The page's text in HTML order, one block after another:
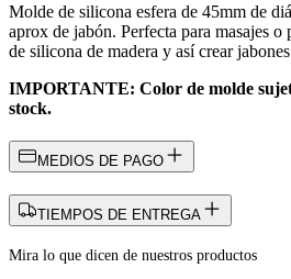
Molde de silicona esfera de 45mm de
aprox de jabón. Perfecta para masajes o
de silicona de madera y así crear
IMPORTANTE: Color de molde
stock.
MEDIOS DE PAGO
TIEMPOS DE ENTREGA
Mira lo que dicen de nuestros productos